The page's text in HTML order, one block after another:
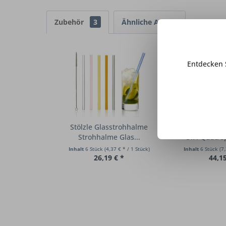
Zubehör 3 Ähnliche Artikel
Stölzle Glasstrohhalme
Strohhalme Glas...
Inhalt 6 Stück (4,37 € * / 1 Stück)
26,19 € *
O.F.
Inhalt 6 Stück
Entdecken